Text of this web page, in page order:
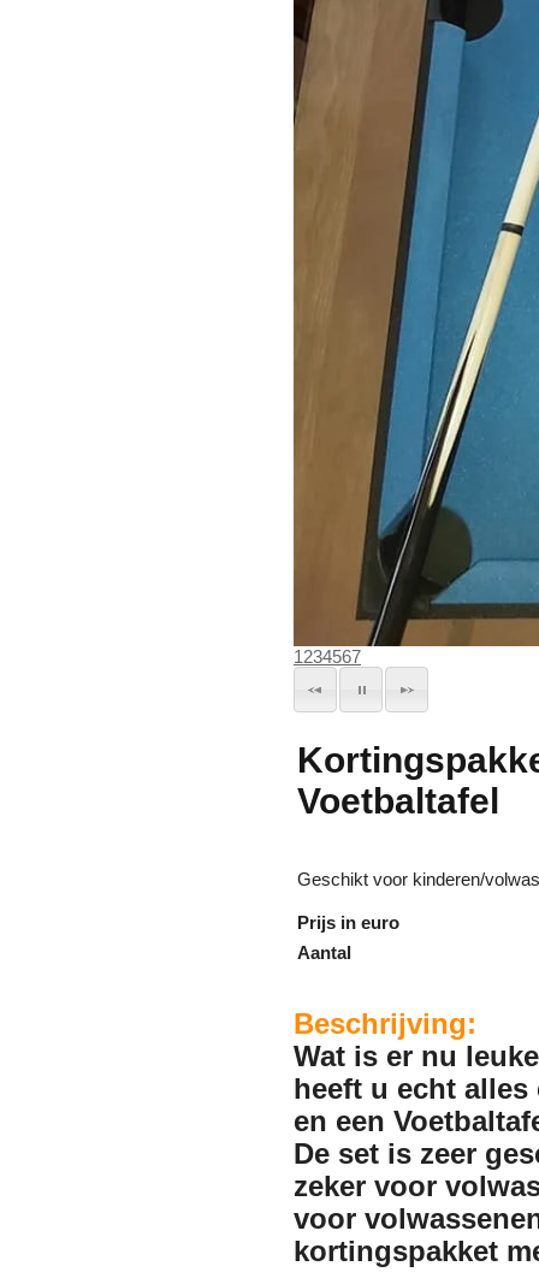
1234567
Voetbaltafel
Geschikt voor kinderen/
Prijs in euro
Aantal
Beschrijving:
Wat is er nu
heeft u echt
en een
De set is zeer
zeker voor
voor
kortingspakket